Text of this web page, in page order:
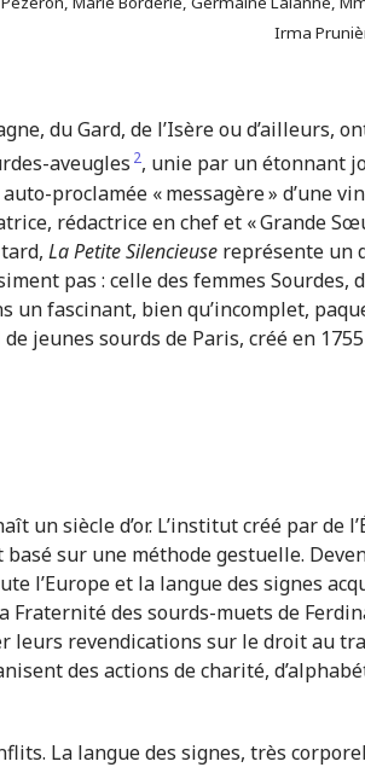
Irma
du Gard, de l’Isère ou d’ailleurs,
aveugles 2, unie par un étonnant
proclamée « messagère » d’une
rédactrice en chef et « Grande
La Petite Silencieusereprésente un
pas : celle des femmes Sourdes,
fascinant, bien qu’incomplet,
jeunes sourds de Paris, créé en
un siècle d’or. L’institut créé par de
basé sur une méthode gestuelle.
l’Europe et la langue des signes
Fraternité des sourds-muets de
revendications sur le droit au
des actions de charité,
La langue des signes, très